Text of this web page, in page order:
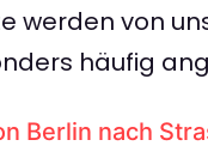
werden von
häufig
Berlin nach